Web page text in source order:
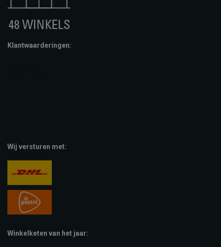
Klantwaarderingen:
Wij versturen met:
Winkelketen van het jaar: